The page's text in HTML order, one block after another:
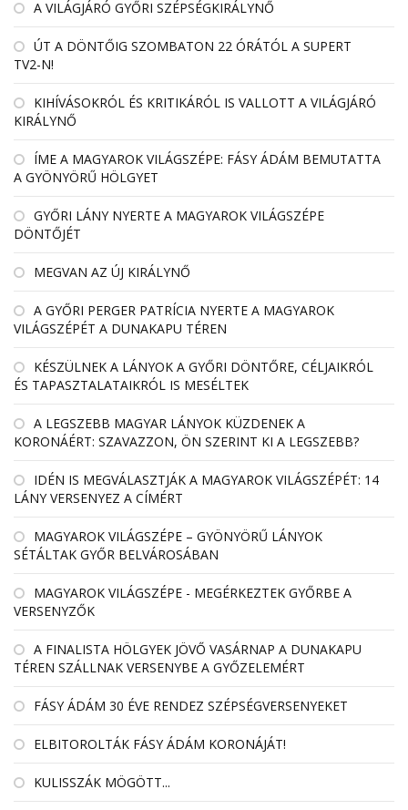
A VILÁGJÁRÓ GYŐRI SZÉPSÉGKIRÁLYNŐ
ÚT A DÖNTŐIG SZOMBATON 22 ÓRÁTÓL A SUPERT
TV2-N!
KIHÍVÁSOKRÓL ÉS KRITIKÁRÓL IS VALLOTT A VILÁGJÁRÓ
KIRÁLYNŐ
ÍME A MAGYAROK VILÁGSZÉPE: FÁSY ÁDÁM BEMUTATTA
A GYÖNYÖRŰ HÖLGYET
GYŐRI LÁNY NYERTE A MAGYAROK VILÁGSZÉPE
DÖNTŐJÉT
MEGVAN AZ ÚJ KIRÁLYNŐ
A GYŐRI PERGER PATRÍCIA NYERTE A MAGYAROK
VILÁGSZÉPÉT A DUNAKAPU TÉREN
KÉSZÜLNEK A LÁNYOK A GYŐRI DÖNTŐRE, CÉLJAIKRÓL
ÉS TAPASZTALATAIKRÓL IS MESÉLTEK
A LEGSZEBB MAGYAR LÁNYOK KÜZDENEK A
KORONÁÉRT: SZAVAZZON, ÖN SZERINT KI A LEGSZEBB?
IDÉN IS MEGVÁLASZTJÁK A MAGYAROK VILÁGSZÉPÉT: 14
LÁNY VERSENYEZ A CÍMÉRT
MAGYAROK VILÁGSZÉPE – GYÖNYÖRŰ LÁNYOK
SÉTÁLTAK GYŐR BELVÁROSÁBAN
MAGYAROK VILÁGSZÉPE - MEGÉRKEZTEK GYŐRBE A
VERSENYZŐK
A FINALISTA HÖLGYEK JÖVŐ VASÁRNAP A DUNAKAPU
TÉREN SZÁLLNAK VERSENYBE A GYŐZELEMÉRT
FÁSY ÁDÁM 30 ÉVE RENDEZ SZÉPSÉGVERSENYEKET
ELBITOROLTÁK FÁSY ÁDÁM KORONÁJÁT!
KULISSZÁK MÖGÖTT...